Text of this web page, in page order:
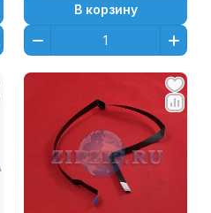
В корзину